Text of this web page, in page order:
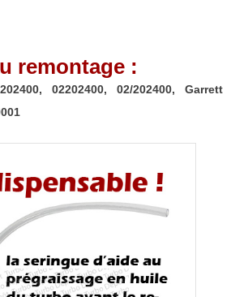
remontage :
02202400, 02/202400, Garrett